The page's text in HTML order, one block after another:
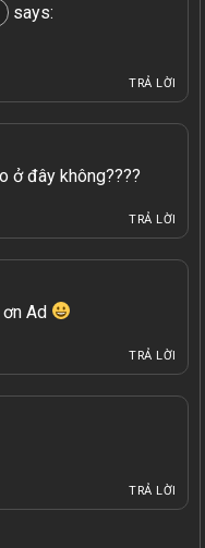
says:
TRẢ LỜI
ở đây không????
TRẢ LỜI
Ad
TRẢ LỜI
TRẢ LỜI